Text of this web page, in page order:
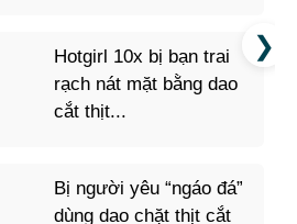
Hotgirl 10x bị bạn trai
rạch nát mặt bằng dao
cắt thịt...
Bị người yêu “ngáo đá”
dùng dao chặt thịt cắt